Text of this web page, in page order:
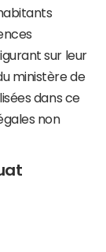
sur leur
ministère de
dans ce
non